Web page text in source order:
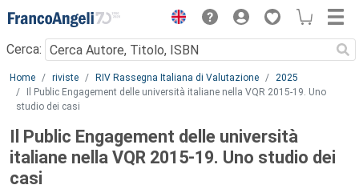
Menu
Cerca:
Main content
Home riviste RIV Rassegna Italiana di Valutazione
2025
Il Public Engagement delle università italiane nella VQR 2015-19. Uno
studio dei casi
Il Public Engagement delle università
italiane nella VQR 2015-19. Uno studio dei
casi